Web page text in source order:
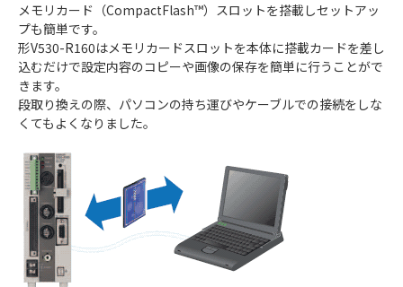
メモリカード（CompactFlash™）スロットを搭載しセットアッ
プも簡単です。
形V530-R160はメモリカードスロットを本体に搭載カードを差し
込むだけで設定内容のコピーや画像の保存を簡単に行うことがで
きます。
段取り換えの際、パソコンの持ち運びやケーブルでの接続をしな
くてもよくなりました。